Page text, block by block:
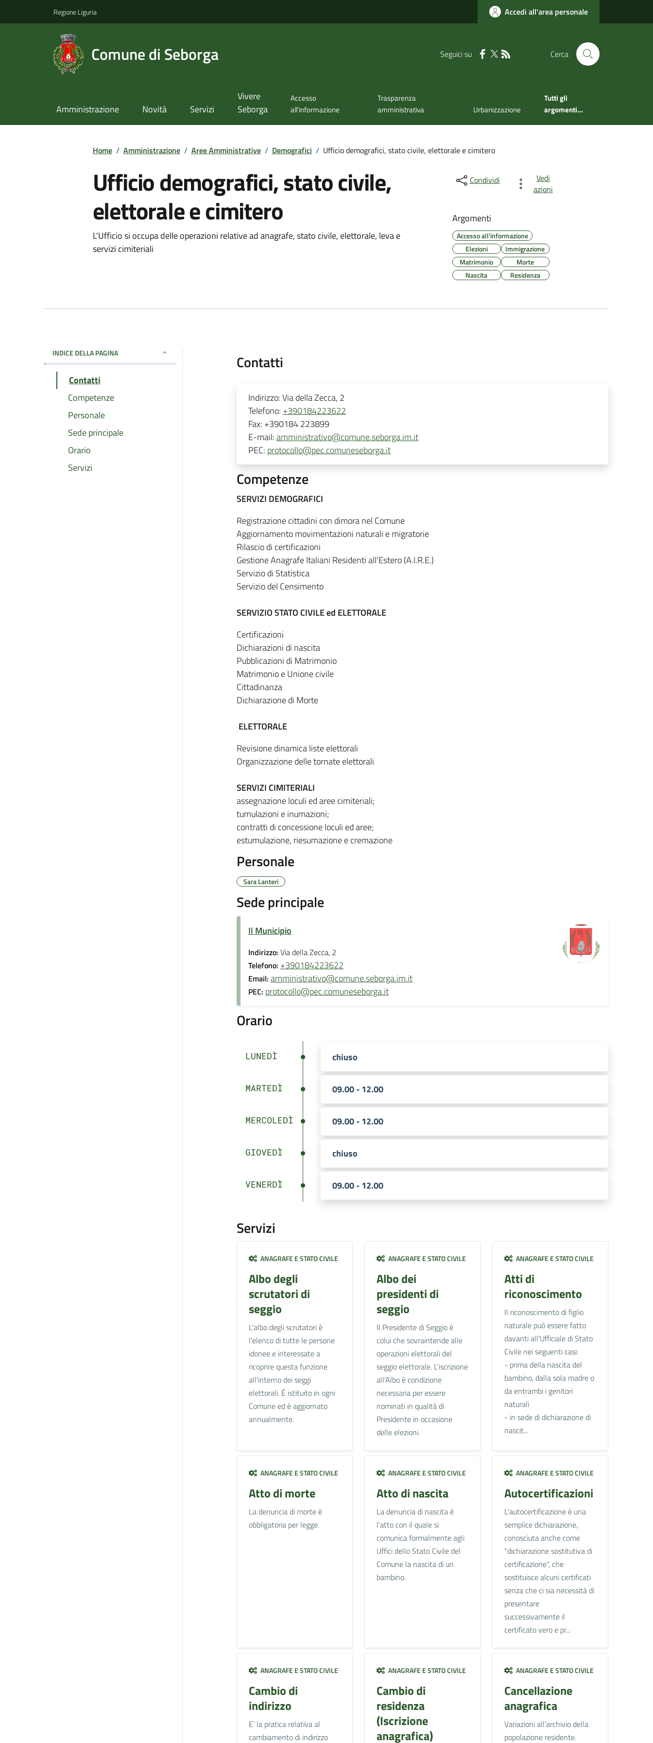
Regione Liguria Accedi all'area personale
Comune di Seborga Seguici su Cerca
Amministrazione Novità Servizi
Vivere
Seborga
Accesso
all'informazione
Trasparenza
amministrativa
Urbanizzazione
Tutti gli
argomenti...
Home / Amministrazione / Aree Amministrative / Demografici / Ufficio demografici, stato civile, elettorale e cimitero
Ufficio demografici, stato civile,
elettorale e cimitero
L'Ufficio si occupa delle operazioni relative ad anagrafe, stato civile, elettorale, leva e
servizi cimiteriali
Condividi
Vedi
azioni
Argomenti
Accesso all'informazione
Elezioni
Immigrazione
Matrimonio
Morte
Nascita
Residenza
INDICE DELLA PAGINA
Contatti
Competenze
Personale
Sede principale
Orario
Servizi
Contatti
Indirizzo:Via della Zecca, 2
Telefono: +390184223622
Fax: +390184 223899
E-mail:amministrativo@comune.seborga.im.it
PEC: protocollo@pec.comuneseborga.it
Competenze
SERVIZI DEMOGRAFICI
Registrazione cittadini con dimora nel Comune
Aggiornamento movimentazioni naturali e migratorie
Rilascio di certificazioni
Gestione Anagrafe Italiani Residenti all'Estero (A.I.R.E.)
Servizio di Statistica
Servizio del Censimento
SERVIZIO STATO CIVILE ed ELETTORALE
Certificazioni
Dichiarazioni di nascita
Pubblicazioni di Matrimonio
Matrimonio e Unione civile
Cittadinanza
Dichiarazione di Morte
ELETTORALE
Revisione dinamica liste elettorali
Organizzazione delle tornate elettorali
SERVIZI CIMITERIALI
assegnazione loculi ed aree cimiteriali;
tumulazioni e inumazioni;
contratti di concessione loculi ed aree;
estumulazione, riesumazione e cremazione
Personale
Sara Lanteri
Sede principale
Il Municipio
Indirizzo: Via della Zecca, 2
Telefono: +390184223622
Email: amministrativo@comune.seborga.im.it
PEC: protocollo@pec.comuneseborga.it
Orario
LUNEDÌ chiuso
MARTEDÌ 09.00 - 12.00
MERCOLEDÌ 09.00 - 12.00
GIOVEDÌ chiuso
VENERDÌ 09.00 - 12.00
Servizi
ANAGRAFE E STATO CIVILE
Albo degli
scrutatori di
seggio
L'albo degli scrutatori è
l'elenco di tutte le persone
idonee e interessate a
ricoprire questa funzione
all'interno dei seggi
elettorali. È istituito in ogni
Comune ed è aggiornato
annualmente.
ANAGRAFE E STATO CIVILE
Albo dei
presidenti di
seggio
Il Presidente di Seggio è
colui che sovraintende alle
operazioni elettorali del
seggio elettorale. L'iscrizione
all'Albo è condizione
necessaria per essere
nominati in qualità di
Presidente in occasione
delle elezioni.
ANAGRAFE E STATO CIVILE
Atti di
riconoscimento
Il riconoscimento di figlio
naturale può essere fatto
davanti all'Ufficiale di Stato
Civile nei seguenti casi:
- prima della nascita del
bambino, dalla sola madre o
da entrambi i genitori
naturali
- in sede di dichiarazione di
nascit...
ANAGRAFE E STATO CIVILE
Atto di morte
La denuncia di morte è
obbligatoria per legge.
ANAGRAFE E STATO CIVILE
Atto di nascita
La denuncia di nascita è
l'atto con il quale si
comunica formalmente agli
Uffici dello Stato Civile del
Comune la nascita di un
bambino.
ANAGRAFE E STATO CIVILE
Autocertificazioni
L'autocertificazione è una
semplice dichiarazione,
conosciuta anche come
"dichiarazione sostitutiva di
certificazione", che
sostituisce alcuni certificati
senza che ci sia necessità di
presentare
successivamente il
certificato vero e pr...
ANAGRAFE E STATO CIVILE
Cambio di
indirizzo
E’ la pratica relativa al
cambiamento di indirizzo
ANAGRAFE E STATO CIVILE
Cambio di
residenza
(Iscrizione
anagrafica)
ANAGRAFE E STATO CIVILE
Cancellazione
anagrafica
Variazioni all'archivio della
popolazione residente.